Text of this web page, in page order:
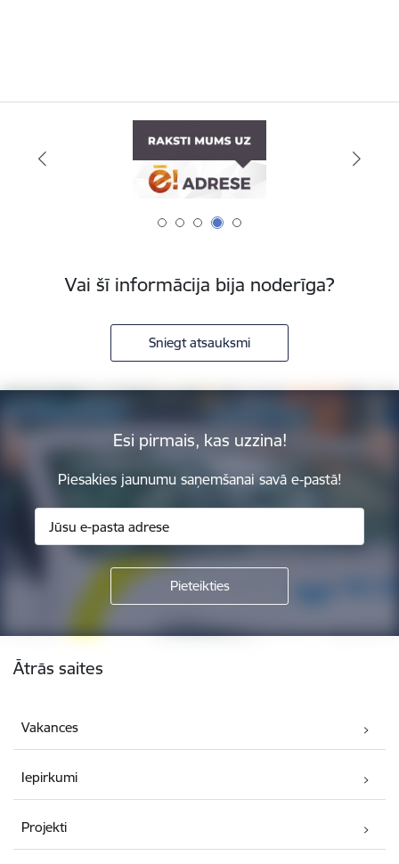
Vai šī informācija bija noderīga?
Sniegt atsauksmi
Esi pirmais, kas uzzina!
Piesakies jaunumu saņemšanai savā e-pastā!
Ātrās saites
Vakances
Iepirkumi
Projekti